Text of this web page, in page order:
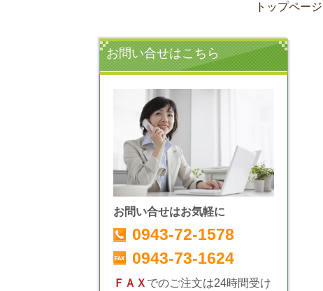
トップページ
お問い合せはこちら
お問い合せはお気軽に
0943-72-1578
0943-73-1624
ＦＡＸ でのご注文は24時間受け